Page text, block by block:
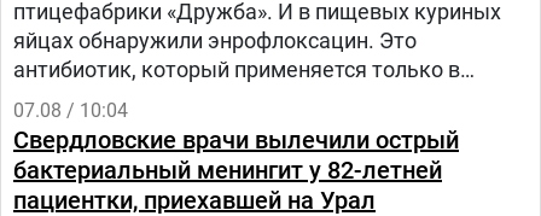
птицефабрики «Дружба». И в пищевых куриных
яйцах обнаружили энрофлоксацин. Это
антибиотик, который применяется только в
ветеринарии для лечения сельскохозяйственных,
домашних животных и птиц.
07.08 / 10:04
Свердловские врачи вылечили острый
бактериальный менингит у 82-летней
пациентки, приехавшей на Урал